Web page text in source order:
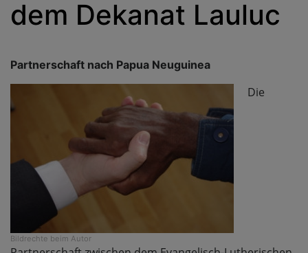
dem Dekanat Lauluc
Partnerschaft nach Papua Neuguinea
Bildrechte beim Autor
Die